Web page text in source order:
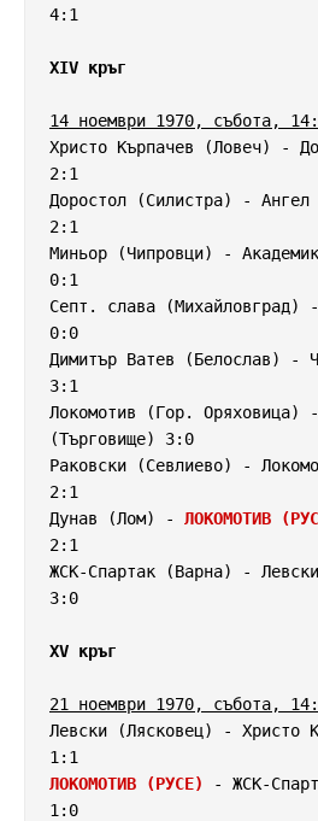
4:1
XIV кръг
14 ноември 1970, събота,
Христо Кърпачев (Ловеч) -
2:1
Доростол (Силистра) - Ангел
2:1
Миньор (Чипровци) -
0:1
Септ. слава (Михайловград)
0:0
Димитър Ватев (Белослав) -
3:1
Локомотив (Гор. Оряховица)
(Търговище) 3:0
Раковски (Севлиево) -
2:1
Дунав (Лом) - ЛОКОМОТИВ
2:1
ЖСК-Спартак (Варна) -
3:0
XV кръг
21 ноември 1970, събота,
Левски (Лясковец) - Христо
ЛОКОМОТИВ (РУСЕ)
- ЖСК-
1:0